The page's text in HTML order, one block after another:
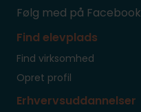
Følg med på Facebook
Find elevplads
Find virksomhed
Opret profil
Erhvervsuddannelser